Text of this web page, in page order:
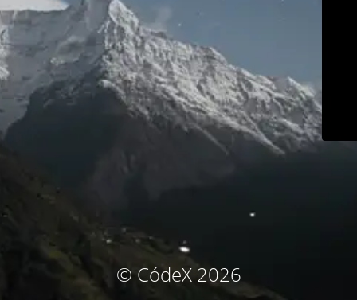
© CódeX 2026